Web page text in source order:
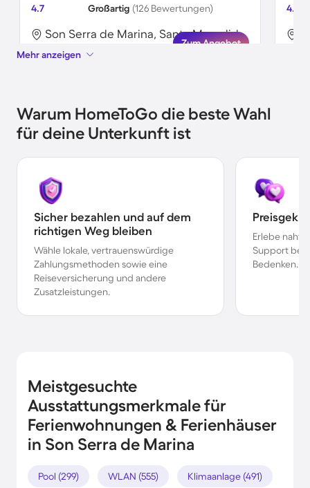
4.7
Großartig (126 Bewertungen)
Son Serra de Marina, Santa Margalida, Spanien
Zum Angebot
4.7
Mehr anzeigen
Warum HomeToGo die beste Wahl
für deine Unterkunft ist
Sicher bezahlen und auf dem
richtigen Weg bleiben
Wähle lokale, vertrauenswürdige
Zahlungsmethoden sowie eine
Reiseversicherung und andere
Zusatzleistungen.
Erlebe
Support bei
Bedenken.
Meistgesuchte
Ausstattungsmerkmale für
Ferienwohnungen & Ferienhäuser
in Son Serra de Marina
Pool (299) WLAN (555) Klimaanlage (491)